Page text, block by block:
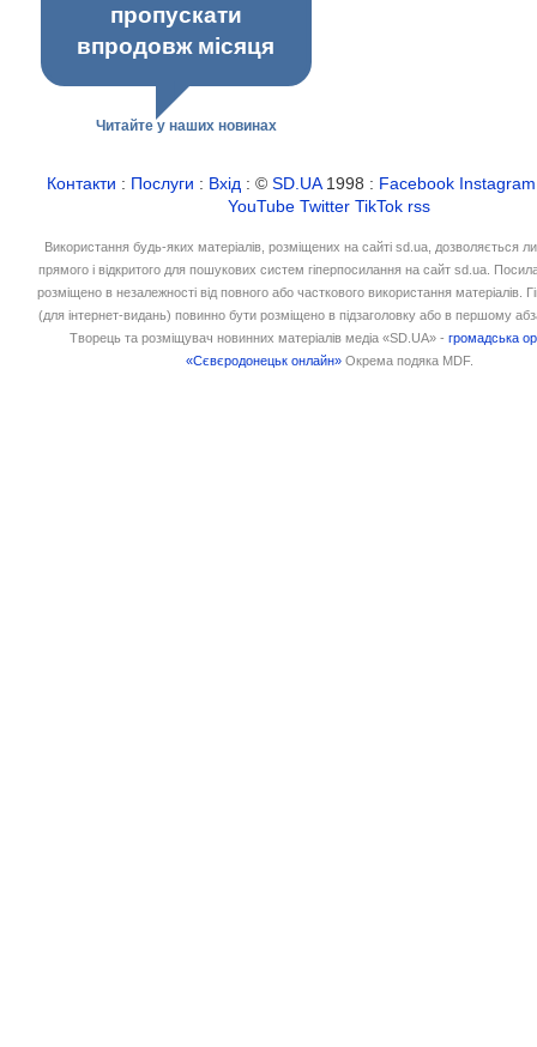
пропускати
впродовж місяця
Читайте у наших новинах
Контакти : Послуги : Вхід : ©SD.UA1998 : Facebook Instagram
YouTube Twitter TikTok rss
Використання будь-яких матеріалів, розміщених на сайті sd.ua, дозволяється
прямого і відкритого для пошукових систем гіперпосилання на сайт sd.ua.
розміщено в незалежності від повного або часткового використання матеріалів.
(для інтернет-видань) повинно бути розміщено в підзаголовку або в першому
Творець та розміщувач новинних матеріалів медіа «SD.UA» -громадська
«Сєвєродонецьк онлайн» Окрема подяка MDF.